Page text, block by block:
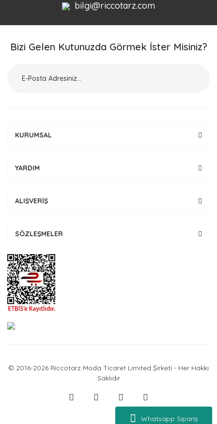
Whatsapp Sipariş
bilgi@riccotarz.com
Bizi Gelen Kutunuzda Görmek İster Misiniz?
KURUMSAL
YARDIM
ALIŞVERİŞ
SÖZLEŞMELER
© 2016-2026 Riccotarz Moda Ticaret Limited Şirketi - Her Hakkı
Saklıdır